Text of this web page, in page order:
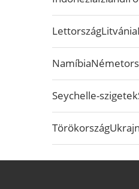
LettországLitvánia
Namíbia
Seychelle-szigetek
Törökország